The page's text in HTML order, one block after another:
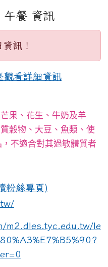
午餐 資訊
訊！
觀看詳細資訊
果、花生、牛奶及羊
穀物、大豆、魚類、使
不適合對其過敏體質者
link to https://